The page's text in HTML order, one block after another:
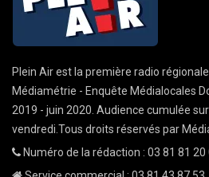
Plein Air est la première radio
Médiamétrie - Enquête Médialocales
2019 - juin 2020. Audience cumulée
vendredi.Tous droits réservés par
Numéro de la rédaction : 03 81 81 20